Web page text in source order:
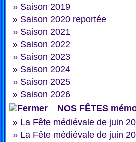
» Saison 2019
» Saison 2020 reportée
» Saison 2021
» Saison 2022
» Saison 2023
» Saison 2024
» Saison 2025
» Saison 2026
NOS FÊTES
» La Fête médiévale de juin
» La Fête médiévale de juin